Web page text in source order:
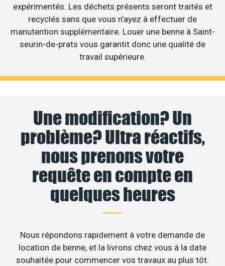
expérimentés. Les déchets présents seront traités et
recyclés sans que vous n’ayez à effectuer de
manutention supplémentaire. Louer une benne à Saint-
seurin-de-prats vous garantit donc une qualité de
travail supérieure.
Une modification? Un
problème? Ultra réactifs,
nous prenons votre
requête en compte en
quelques heures
Nous répondons rapidement à votre demande de
location de benne, et la livrons chez vous à la date
souhaitée pour commencer vos travaux au plus tôt.